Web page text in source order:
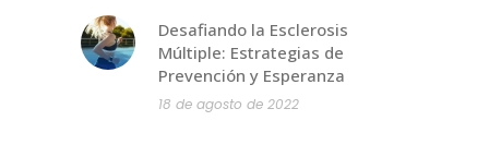
Desafiando la Esclerosis
Múltiple: Estrategias de
Prevención y Esperanza
18 de agosto de 2022